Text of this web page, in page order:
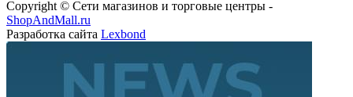
Copyright © Сети магазинов и торговые центры -
ShopAndMall.ru
Разработка сайта Lexbond